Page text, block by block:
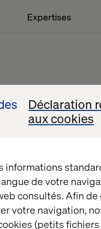
Déclaration
aux cookies
informations
de votre
consultés. Afin
votre navigation,
(petits
Expertises